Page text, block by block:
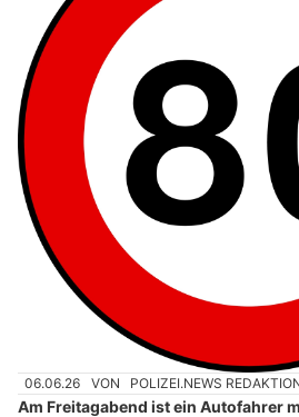
06.06.26 VON POLIZEI.NEWS
Am Freitagabend ist ein Autofahrer